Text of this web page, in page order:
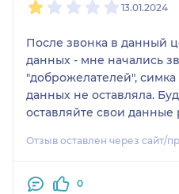
13.01.2024
После звонка в данный
данных - мне начались
"доброжелателей",
данных не оставляла.
оставляйте свои данные
Отзыв оставлен через сайт/
0